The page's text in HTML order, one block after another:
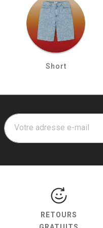
Short
Votre adresse e-mail
RETOURS